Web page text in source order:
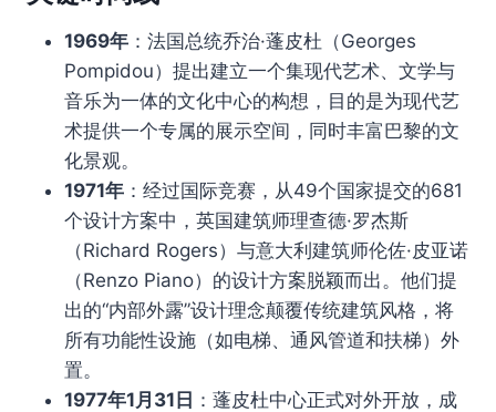
1969年 ：法国总统乔治·蓬皮杜（Georges
Pompidou）提出建立一个集现代艺术、文学与
音乐为一体的文化中心的构想，目的是为现代艺
术提供一个专属的展示空间，同时丰富巴黎的文
化景观。
1971年 ：经过国际竞赛，从49个国家提交的681
个设计方案中，英国建筑师理查德·罗杰斯
（Richard Rogers）与意大利建筑师伦佐·皮亚诺
（Renzo Piano）的设计方案脱颖而出。他们提
出的“内部外露”设计理念颠覆传统建筑风格，将
所有功能性设施（如电梯、通风管道和扶梯）外
置。
1977年1月31日 ：蓬皮杜中心正式对外开放，成